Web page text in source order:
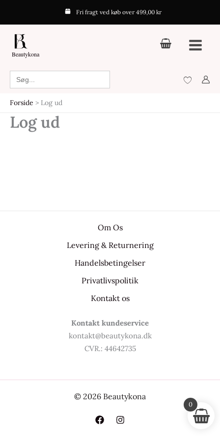
indholdet
Fri fragt ved køb over 499,00 kr
Beautykona
Search
for:
Forside Log ud
Log ud
Om Os
Levering & Returnering
Handelsbetingelser
Privatlivspolitik
Kontakt os
Kontakt kundeservice
kontakt@beautykona.dk
CVR.: 44642735
© 2026 Beautykona
0